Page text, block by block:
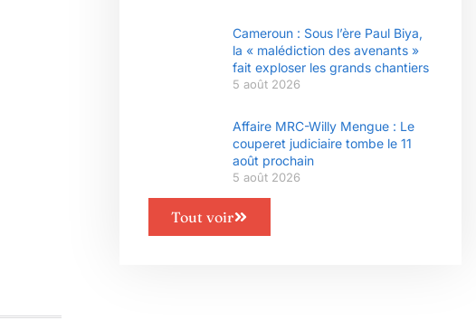
Cameroun : Sous l’ère Paul Biya,
la « malédiction des avenants »
fait exploser les grands chantiers
5 août 2026
Affaire MRC-Willy Mengue : Le
couperet judiciaire tombe le 11
août prochain
5 août 2026
Tout voir